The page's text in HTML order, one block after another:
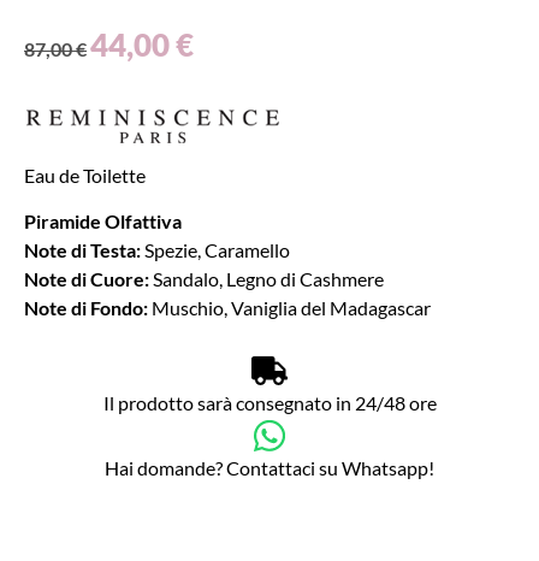
87,00€44,00€
Eau de Toilette
Piramide Olfattiva
Note di Testa:Spezie, Caramello
Note di Cuore:Sandalo, Legno di Cashmere
Note di Fondo: Muschio, Vaniglia del Madagascar
Il prodotto sarà consegnato in 24/48 ore
Hai domande? Contattaci su Whatsapp!